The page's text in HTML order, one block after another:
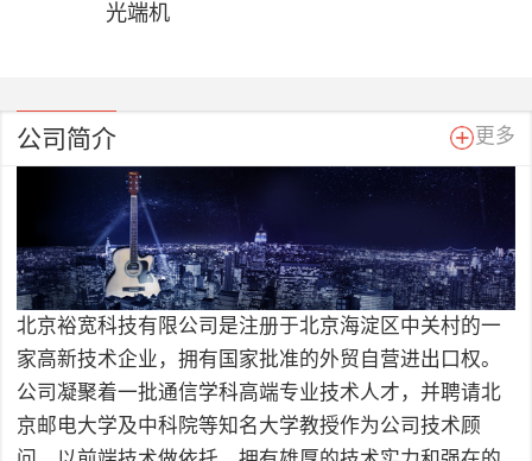
光端机
公司简介 更多
北京裕宽科技有限公司是注册于北京海淀区中关村的一
家高新技术企业，拥有国家批准的外贸自营进出口权。
公司凝聚着一批通信学科高端专业技术人才，并聘请北
京邮电大学及中科院等知名大学教授作为公司技术顾